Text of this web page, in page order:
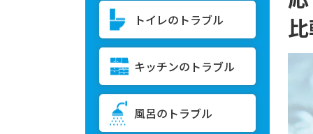
トイレのトラブル
キッチンのトラブル
風呂のトラブル